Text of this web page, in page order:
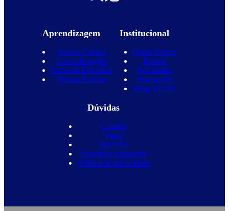
Aprendizagem
Nossos Cursos
Curso de Inglês
Curso de Espanhol
Nossas Escolas
Institucional
Quem Somos
Equipe
Novidades
Promoções
Blog Wizard
Dúvidas
Contato
Vagas
Parcerias
Perguntas frequentes
Política de privacidade